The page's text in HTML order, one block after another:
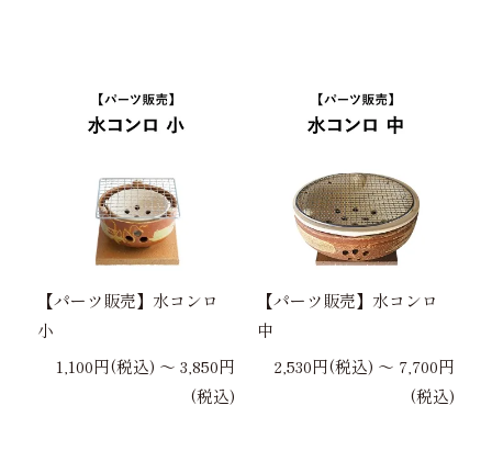
【パーツ販売】水コンロ
小
1,100円(税込) 〜 3,850円
(税込)
【パーツ販売】水コンロ
中
2,530円(税込) 〜 7,700円
(税込)